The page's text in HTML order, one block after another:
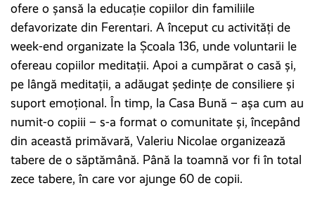
ofere o șansă la educație copiilor din familiile
defavorizate din Ferentari. A început cu activități de
week-end organizate la Școala 136, unde voluntarii le
ofereau copiilor meditații. Apoi a cumpărat o casă și,
pe lângă meditații, a adăugat ședințe de consiliere și
suport emoțional. În timp, la Casa Bună – așa cum au
numit-o copiii – s-a format o comunitate și, începând
din această primăvară, Valeriu Nicolae organizează
tabere de o săptămână. Până la toamnă vor fi în total
zece tabere, în care vor ajunge 60 de copii.